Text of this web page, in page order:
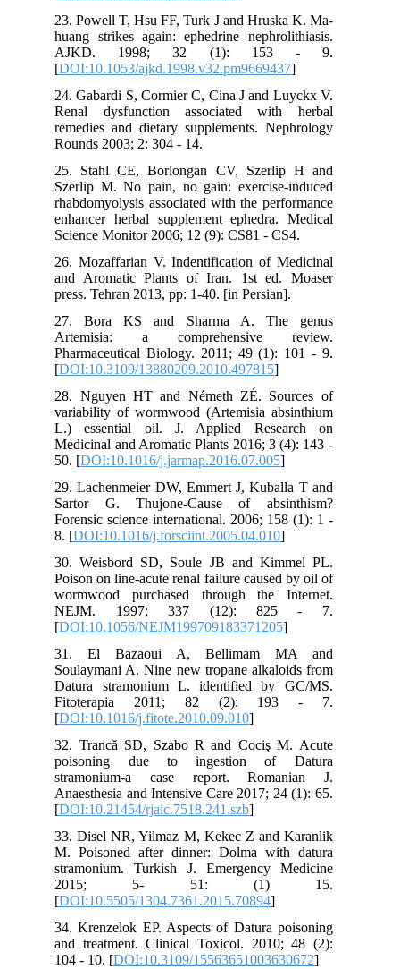
23. Powell T, Hsu FF, Turk J and Hruska K. Ma-
huang strikes again: ephedrine nephrolithiasis.
AJKD. 1998; 32 (1): 153 - 9.
[DOI:10.1053/ajkd.1998.v32.pm9669437
24. Gabardi S, Cormier C, Cina J and Luyckx V.
Renal dysfunction associated with herbal
remedies and dietary supplements. Nephrology
Rounds 2003; 2: 304 - 14.
25. Stahl CE, Borlongan CV, Szerlip H and
Szerlip M. No pain, no gain: exercise-induced
rhabdomyolysis associated with the performance
enhancer herbal supplement ephedra. Medical
Science Monitor 2006; 12 (9): CS81 - CS4.
26. Mozaffarian V. Indentification of Medicinal
and Aromatic Plants of Iran. 1st ed. Moaser
press. Tehran 2013, pp: 1-40. [in Persian].
27. Bora KS and Sharma A. The genus
Artemisia: a comprehensive review.
Pharmaceutical Biology. 2011; 49 (1): 101 - 9.
[DOI:10.3109/13880209.2010.497815
28. Nguyen HT and Németh ZÉ. Sources of
variability of wormwood (Artemisia absinthium
L.) essential oil. J. Applied Research on
Medicinal and Aromatic Plants 2016; 3 (4): 143 -
50. [DOI:10.1016/j.jarmap.2016.07.005
29. Lachenmeier DW, Emmert J, Kuballa T and
Sartor G. Thujone-Cause of absinthism?
Forensic science international. 2006; 158 (1): 1 -
8. [DOI:10.1016/j.forsciint.2005.04.010
30. Weisbord SD, Soule JB and Kimmel PL.
Poison on line-acute renal failure caused by oil of
wormwood purchased through the Internet.
NEJM. 1997; 337 (12): 825 - 7.
[DOI:10.1056/NEJM199709183371205
31. El Bazaoui A, Bellimam MA and
Soulaymani A. Nine new tropane alkaloids from
Datura stramonium L. identified by GC/MS.
Fitoterapia 2011; 82 (2): 193 - 7.
[DOI:10.1016/j.fitote.2010.09.010
32. Trancă SD, Szabo R and Cociş M. Acute
poisoning due to ingestion of Datura
stramonium-a case report. Romanian J.
Anaesthesia and Intensive Care 2017; 24 (1): 65.
[DOI:10.21454/rjaic.7518.241.szb
33. Disel NR, Yilmaz M, Kekec Z and Karanlik
M. Poisoned after dinner: Dolma with datura
stramonium. Turkish J. Emergency Medicine
2015; 5- 51: (1) 15.
[DOI:10.5505/1304.7361.2015.70894
34. Krenzelok EP. Aspects of Datura poisoning
and treatment. Clinical Toxicol. 2010; 48 (2):
104 - 10. [DOI:10.3109/15563651003630672